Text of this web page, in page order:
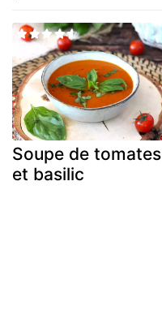
Soupe de tomates
et basilic